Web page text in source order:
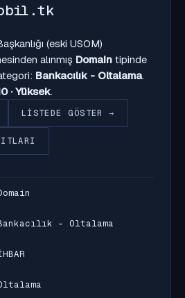
(eski USOM)
alınmış Domain tipinde
Bankacılık - Oltalama.
· Yüksek.
LISTEDE GÖSTER →
- Oltalama